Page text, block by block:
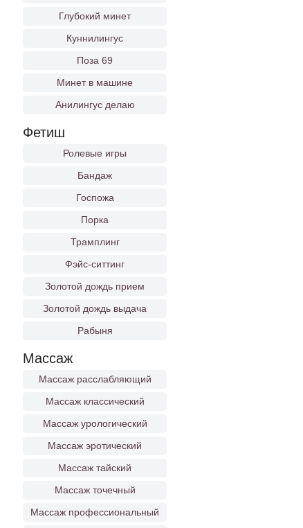
Глубокий минет
Куннилингус
Поза 69
Минет в машине
Анилингус делаю
Фетиш
Ролевые игры
Бандаж
Госпожа
Порка
Трамплинг
Фэйс-ситтинг
Золотой дождь прием
Золотой дождь выдача
Рабыня
Массаж
Массаж расслабляющий
Массаж классический
Массаж урологический
Массаж эротический
Массаж тайский
Массаж точечный
Массаж профессиональный